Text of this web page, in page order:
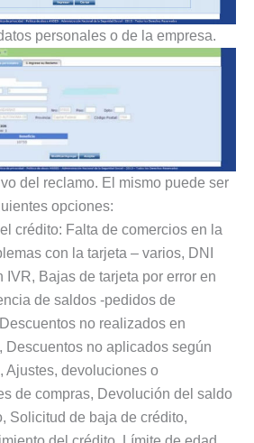
personales o de la empresa.
del reclamo. El mismo puede ser
opciones:
crédito: Falta de comercios en la
con la tarjeta – varios, DNI
IVR, Bajas de tarjeta por error en
de saldos -pedidos de
no realizados en
Descuentos no aplicados según
Ajustes, devoluciones o
de compras, Devolución del saldo
Solicitud de baja de crédito,